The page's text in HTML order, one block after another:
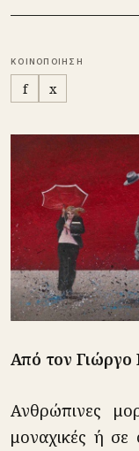
ΚΟΙΝΟΠΟΙΗΣΗ
f x
Από τον
Ανθρώπινες
μοναχικές ή σε